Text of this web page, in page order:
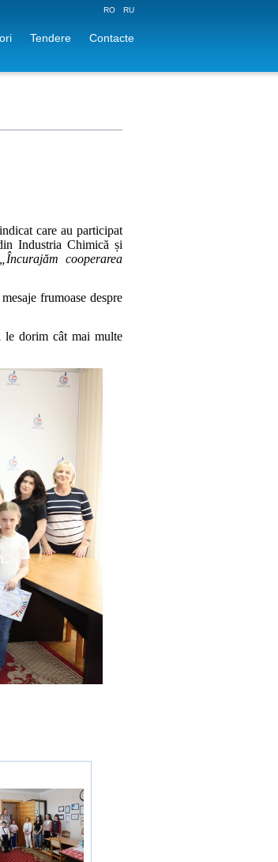
RO RU
Tendere Contacte
care au participat
Industria Chimică și
„Încurajăm cooperarea
frumoase despre
le dorim cât mai multe